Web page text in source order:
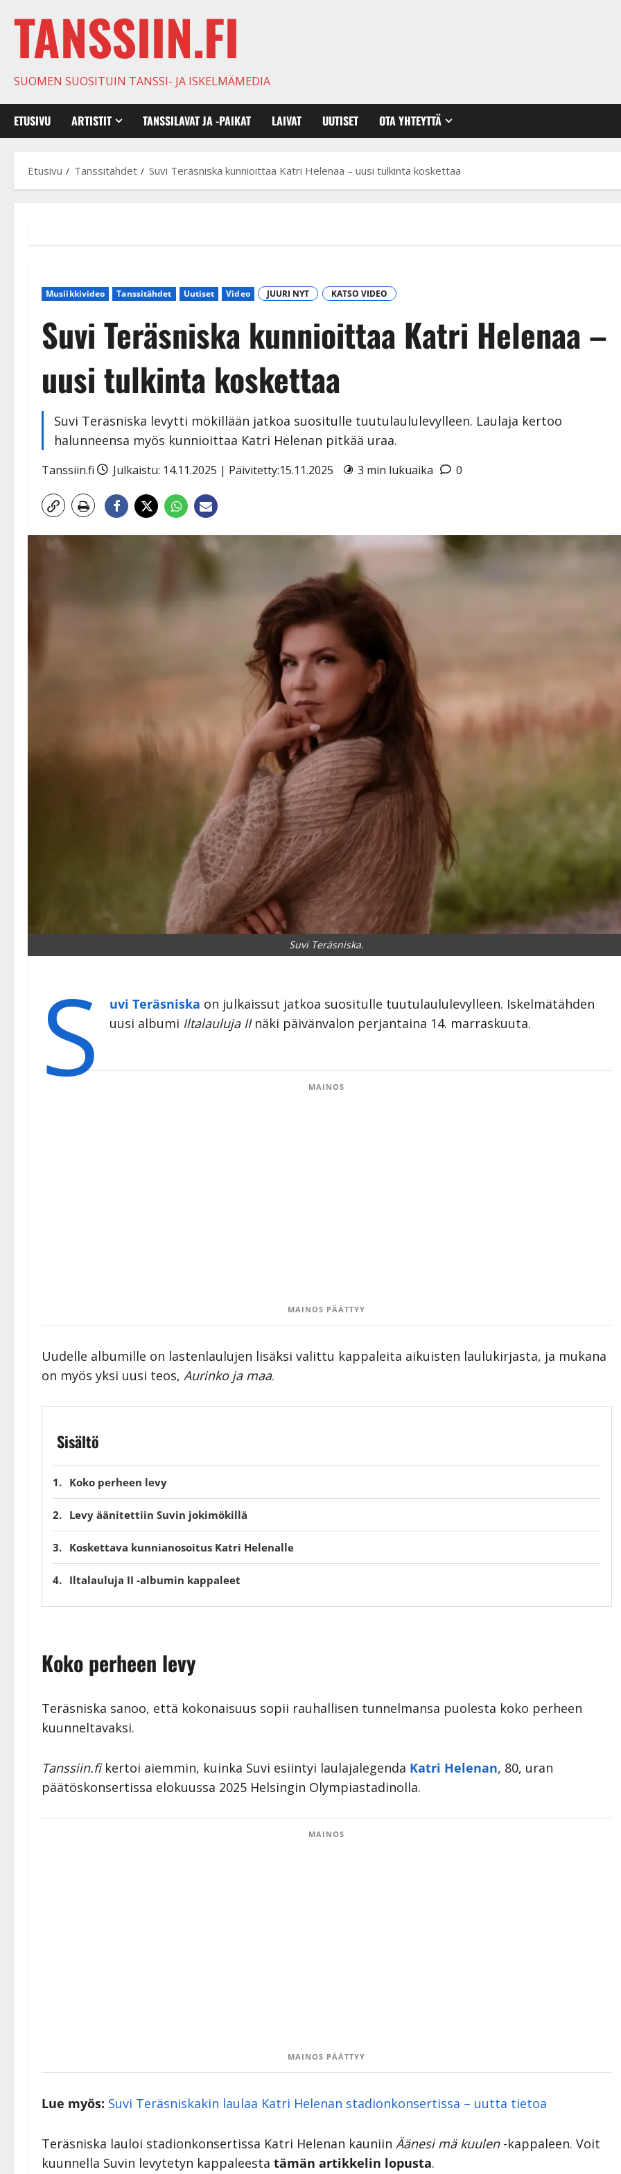
TANSSIIN.FI
SUOMEN SUOSITUIN TANSSI- JA ISKELMÄMEDIA
ETUSIVU ARTISTIT TANSSILAVAT JA -PAIKAT LAIVAT UUTISET OTA YHTEYTTÄ
Etusivu Tanssitähdet Suvi Teräsniska kunnioittaa Katri Helenaa – uusi tulkinta koskettaa
Musiikkivideo Tanssitähdet Uutiset Video JUURI NYT KATSO VIDEO
Suvi Teräsniska kunnioittaa Katri Helenaa –
uusi tulkinta koskettaa
Suvi Teräsniska levytti mökillään jatkoa suositulle tuutulaululevylleen. Laulaja kertoo
halunneensa myös kunnioittaa Katri Helenan pitkää uraa.
Tanssiin.fi Julkaistu: 14.11.2025 | Päivitetty:15.11.2025 3 min lukuaika 0
Suvi Teräsniska.
S uvi Teräsniska on julkaissut jatkoa suositulle tuutulaululevylleen. Iskelmätähden
uusi albumi Iltalauluja II näki päivänvalon perjantaina 14. marraskuuta.
MAINOS
MAINOS PÄÄTTYY
Uudelle albumille on lastenlaulujen lisäksi valittu kappaleita aikuisten laulukirjasta, ja mukana
on myös yksi uusi teos, Aurinko ja maa.
Sisältö
Koko perheen levy
Levy äänitettiin Suvin jokimökillä
Koskettava kunnianosoitus Katri Helenalle
Iltalauluja II -albumin kappaleet
Tunnelmat kuvina
Koko perheen levy
Teräsniska sanoo, että kokonaisuus sopii rauhallisen tunnelmansa puolesta koko perheen
kuunneltavaksi.
Tanssiin.fikertoi aiemmin, kuinka Suvi esiintyi laulajalegenda Katri Helenan, 80, uran
päätöskonsertissa elokuussa 2025 Helsingin Olympiastadinolla.
MAINOS
MAINOS PÄÄTTYY
Lue myös: Suvi Teräsniskakin laulaa Katri Helenan stadionkonsertissa – uutta tietoa
Teräsniska lauloi stadionkonsertissa Katri Helenan kauniin Äänesi mä kuulen-kappaleen. Voit
kuunnella Suvin levytetyn kappaleesta tämän artikkelin lopusta.